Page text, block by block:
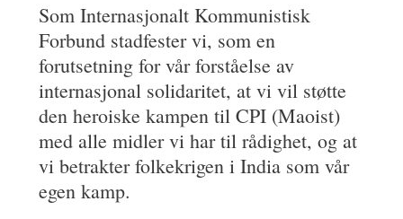
Som Internasjonalt Kommunistisk
Forbund stadfester vi, som en
forutsetning for vår forståelse av
internasjonal solidaritet, at vi vil støtte
den heroiske kampen til CPI (Maoist)
med alle midler vi har til rådighet, og at
vi betrakter folkekrigen i India som vår
egen kamp.